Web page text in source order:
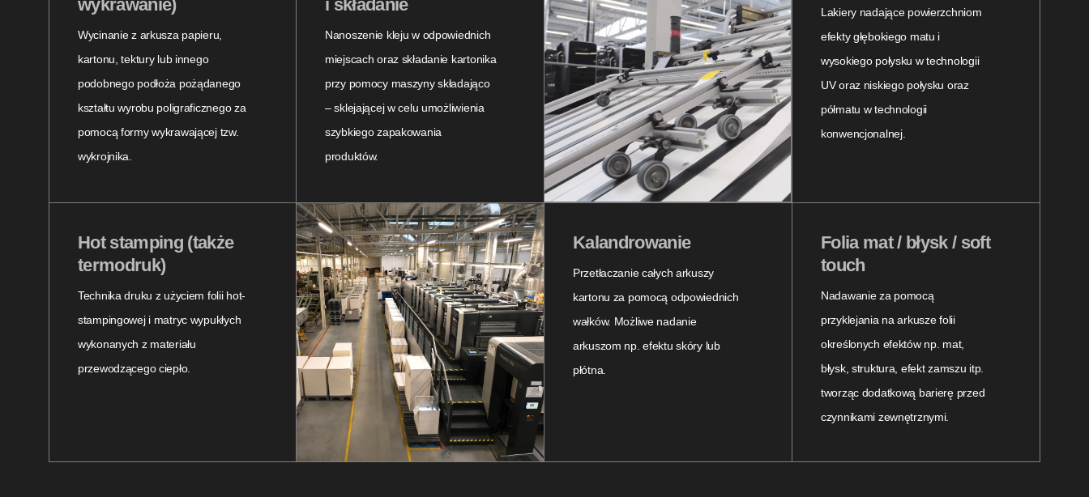
wykrawanie)
Wycinanie z arkusza papieru,
kartonu, tektury lub innego
podobnego podłoża pożądanego
kształtu wyrobu poligraficznego za
pomocą formy wykrawającej tzw.
wykrojnika.
i składanie
Nanoszenie kleju w odpowiednich
miejscach oraz składanie kartonika
przy pomocy maszyny składająco
– sklejającej w celu umożliwienia
szybkiego zapakowania
produktów.
Lakiery nadające powierzchniom
efekty głębokiego matu i
wysokiego połysku w technologii
UV oraz niskiego połysku oraz
półmatu w technologii
konwencjonalnej.
Hot stamping (także
termodruk)
Technika druku z użyciem folii hot-
stampingowej i matryc wypukłych
wykonanych z materiału
przewodzącego ciepło.
Kalandrowanie
Przetłaczanie całych arkuszy
kartonu za pomocą odpowiednich
wałków. Możliwe nadanie
arkuszom np. efektu skóry lub
płótna.
Folia mat / błysk / soft
touch
Nadawanie za pomocą
przyklejania na arkusze folii
określonych efektów np. mat,
błysk, struktura, efekt zamszu itp.
tworząc dodatkową barierę przed
czynnikami zewnętrznymi.